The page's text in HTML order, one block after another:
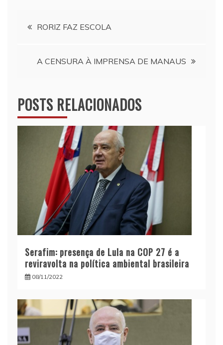
Navegação
RORIZ FAZ ESCOLA
A CENSURA À IMPRENSA DE MANAUS
POSTS RELACIONADOS
Serafim: presença de Lula na COP 27 é a
reviravolta na política ambiental brasileira
08/11/2022